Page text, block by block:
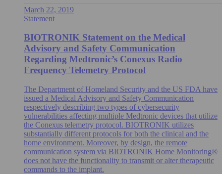
March 22, 2019
Statement
BIOTRONIK Statement on the Medical
Advisory and Safety Communication
Regarding Medtronic’s Conexus Radio
Frequency Telemetry Protocol
The Department of Homeland Security and the US FDA have
issued a Medical Advisory and Safety Communication
respectively describing two types of cybersecurity
vulnerabilities affecting multiple Medtronic devices that utilize
the Conexus telemetry protocol. BIOTRONIK utilizes
substantially different protocols for both the clinical and the
home environment. Moreover, by design, the remote
communication system via BIOTRONIK Home Monitoring®
does not have the functionality to transmit or alter therapeutic
commands to the implant.